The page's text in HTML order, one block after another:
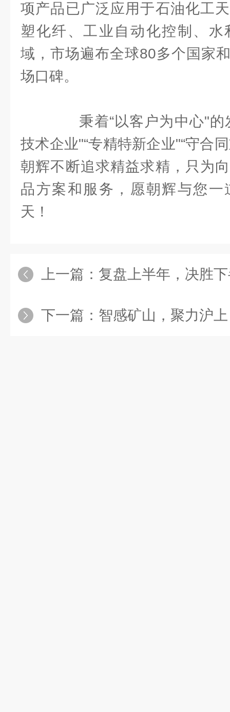
项产品已广泛应用于石油化工
塑化纤、工业自动化控制、
域，市场遍布全球80多个国家
场口碑。
秉着“以客户为中心"的
技术企业"“专精特新企业"“守合
朝辉不断追求精益求精，只为
品方案和服务，愿朝辉与您
天！
上一篇： 复盘上半年，决胜下半场：上海朝
下一篇： 智感矿山，聚力沪上｜上海朝辉重磅亮相